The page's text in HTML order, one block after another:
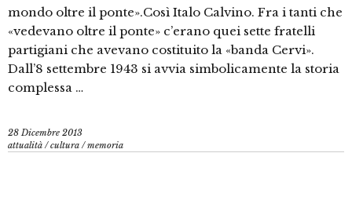
mondo oltre il ponte».Così Italo Calvino. Fra i tanti che
«vedevano oltre il ponte» c’erano quei sette fratelli
partigiani che avevano costituito la «banda Cervi».
Dall’8 settembre 1943 si avvia simbolicamente la storia
complessa …
28 Dicembre 2013
attualità /cultura /memoria